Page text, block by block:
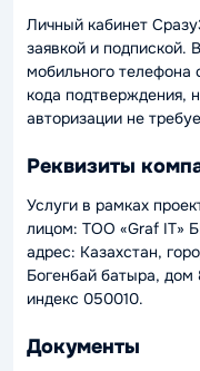
Личный кабинет
заявкой и подпиской.
мобильного телефона
кода подтверждения,
авторизации не
Реквизиты
Услуги в рамках
лицом: ТОО «Graf IT»
адрес: Казахстан,
Богенбай батыра,
индекс 050010.
Документы